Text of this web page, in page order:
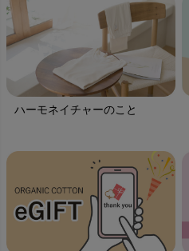
ハーモネイチャーのこと